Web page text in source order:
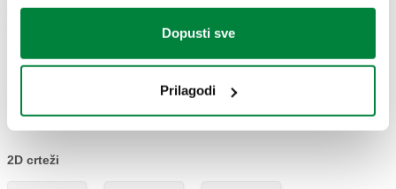
Dopusti sve
Prilagodi
Broj
temperature
DN 65 (EN 1092-
45–65 °C
2D crteži